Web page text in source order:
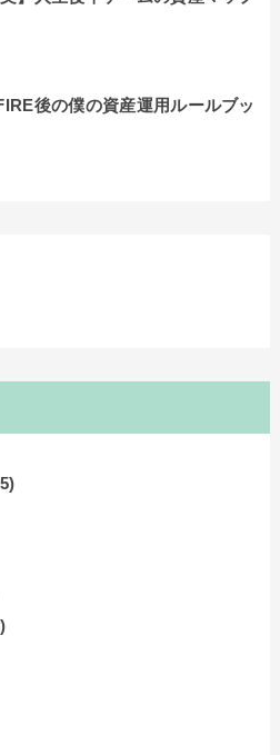
後の僕の資産運用ルールブッ